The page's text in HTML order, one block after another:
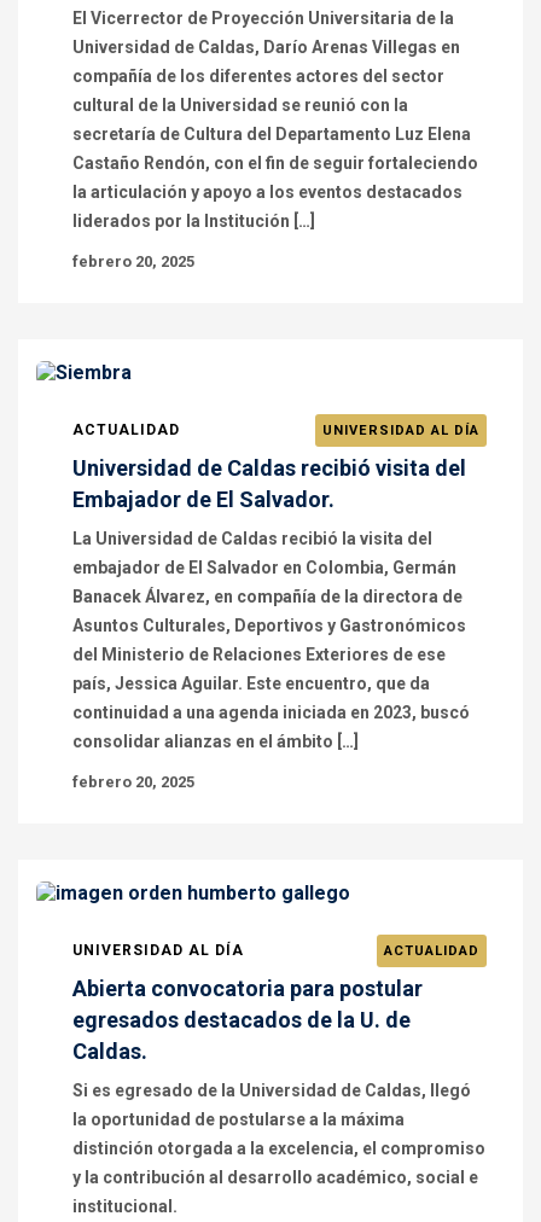
El Vicerrector de Proyección Universitaria de la
Universidad de Caldas, Darío Arenas Villegas en
compañía de los diferentes actores del sector
cultural de la Universidad se reunió con la
secretaría de Cultura del Departamento Luz Elena
Castaño Rendón, con el fin de seguir fortaleciendo
la articulación y apoyo a los eventos destacados
liderados por la Institución […]
febrero 20, 2025
ACTUALIDAD UNIVERSIDAD AL DÍA
Universidad de Caldas recibió visita del
Embajador de El Salvador.
La Universidad de Caldas recibió la visita del
embajador de El Salvador en Colombia, Germán
Banacek Álvarez, en compañía de la directora de
Asuntos Culturales, Deportivos y Gastronómicos
del Ministerio de Relaciones Exteriores de ese
país, Jessica Aguilar. Este encuentro, que da
continuidad a una agenda iniciada en 2023, buscó
consolidar alianzas en el ámbito […]
febrero 20, 2025
UNIVERSIDAD AL DÍA ACTUALIDAD
Abierta convocatoria para postular
egresados destacados de la U. de
Caldas.
Si es egresado de la Universidad de Caldas, llegó
la oportunidad de postularse a la máxima
distinción otorgada a la excelencia, el compromiso
y la contribución al desarrollo académico, social e
institucional.